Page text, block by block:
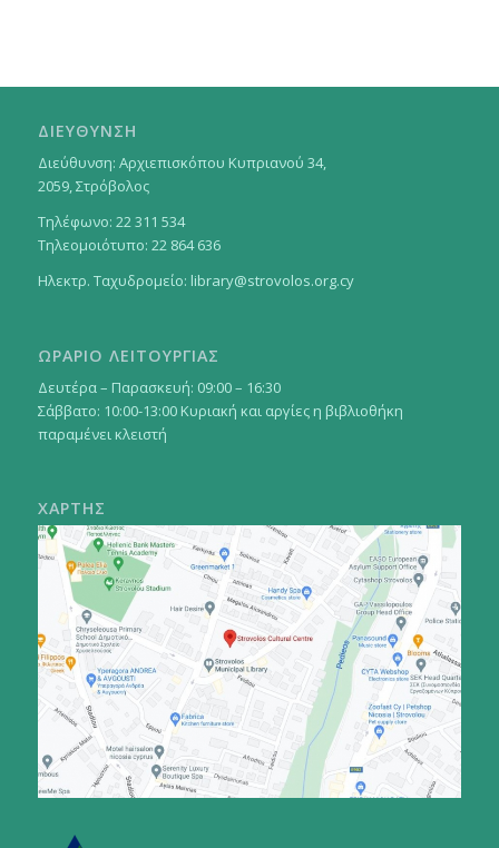
ΔΙΕΥΘΥΝΣΗ
Διεύθυνση: Αρχιεπισκόπου Κυπριανού 34,
2059, Στρόβολος
Τηλέφωνο: 22 311 534
Τηλεομοιότυπο: 22 864 636
Ηλεκτρ. Ταχυδρομείο: library@strovolos.org.cy
ΩΡΑΡΙΟ ΛΕΙΤΟΥΡΓΙΑΣ
Δευτέρα – Παρασκευή: 09:00 – 16:30
Σάββατο: 10:00-13:00 Κυριακή και αργίες η βιβλιοθήκη
παραμένει κλειστή
ΧΑΡΤΗΣ